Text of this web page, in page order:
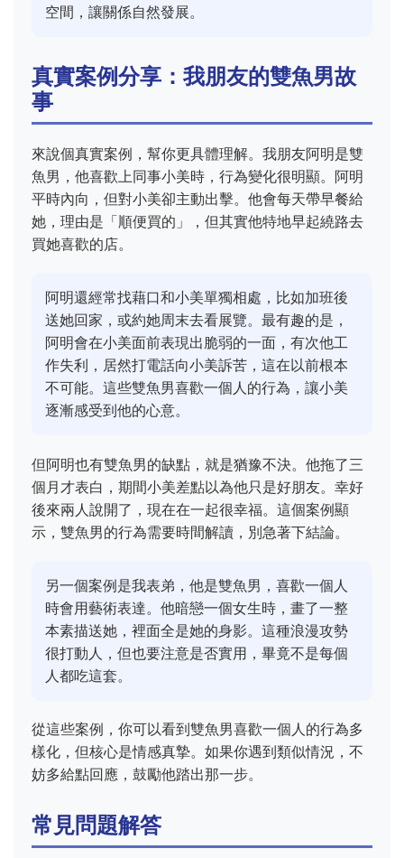
空間，讓關係自然發展。
真實案例分享：我朋友的雙魚男故
事
來說個真實案例，幫你更具體理解。我朋友阿明是雙
魚男，他喜歡上同事小美時，行為變化很明顯。阿明
平時內向，但對小美卻主動出擊。他會每天帶早餐給
她，理由是「順便買的」，但其實他特地早起繞路去
買她喜歡的店。
阿明還經常找藉口和小美單獨相處，比如加班後
送她回家，或約她周末去看展覽。最有趣的是，
阿明會在小美面前表現出脆弱的一面，有次他工
作失利，居然打電話向小美訴苦，這在以前根本
不可能。這些雙魚男喜歡一個人的行為，讓小美
逐漸感受到他的心意。
但阿明也有雙魚男的缺點，就是猶豫不決。他拖了三
個月才表白，期間小美差點以為他只是好朋友。幸好
後來兩人說開了，現在在一起很幸福。這個案例顯
示，雙魚男的行為需要時間解讀，別急著下結論。
另一個案例是我表弟，他是雙魚男，喜歡一個人
時會用藝術表達。他暗戀一個女生時，畫了一整
本素描送她，裡面全是她的身影。這種浪漫攻勢
很打動人，但也要注意是否實用，畢竟不是每個
人都吃這套。
從這些案例，你可以看到雙魚男喜歡一個人的行為多
樣化，但核心是情感真摯。如果你遇到類似情況，不
妨多給點回應，鼓勵他踏出那一步。
常見問題解答